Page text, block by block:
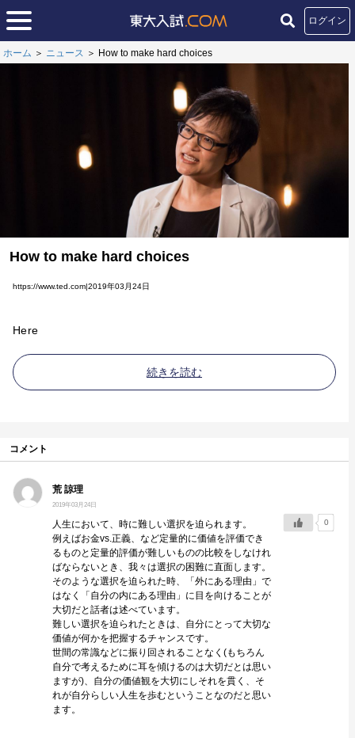
ログイン
ホーム ＞ ニュース ＞ How to make hard choices
How to make hard choices
https://www.ted.com|2019年03月24日
Here
続きを読む
コメント
荒 諒理
2019年03月24日
人生において、時に難しい選択を迫られます。
例えばお金vs.正義、など定量的に価値を評価でき
るものと定量的評価が難しいものの比較をしなけれ
ばならないとき、我々は選択の困難に直面します。
そのような選択を迫られた時、「外にある理由」で
はなく「自分の内にある理由」に目を向けることが
大切だと話者は述べています。
難しい選択を迫られたときは、自分にとって大切な
価値が何かを把握するチャンスです。
世間の常識などに振り回されることなく(もちろん
自分で考えるために耳を傾けるのは大切だとは思い
ますが)、自分の価値観を大切にしそれを貫く、そ
れが自分らしい人生を歩むということなのだと思い
ます。
0